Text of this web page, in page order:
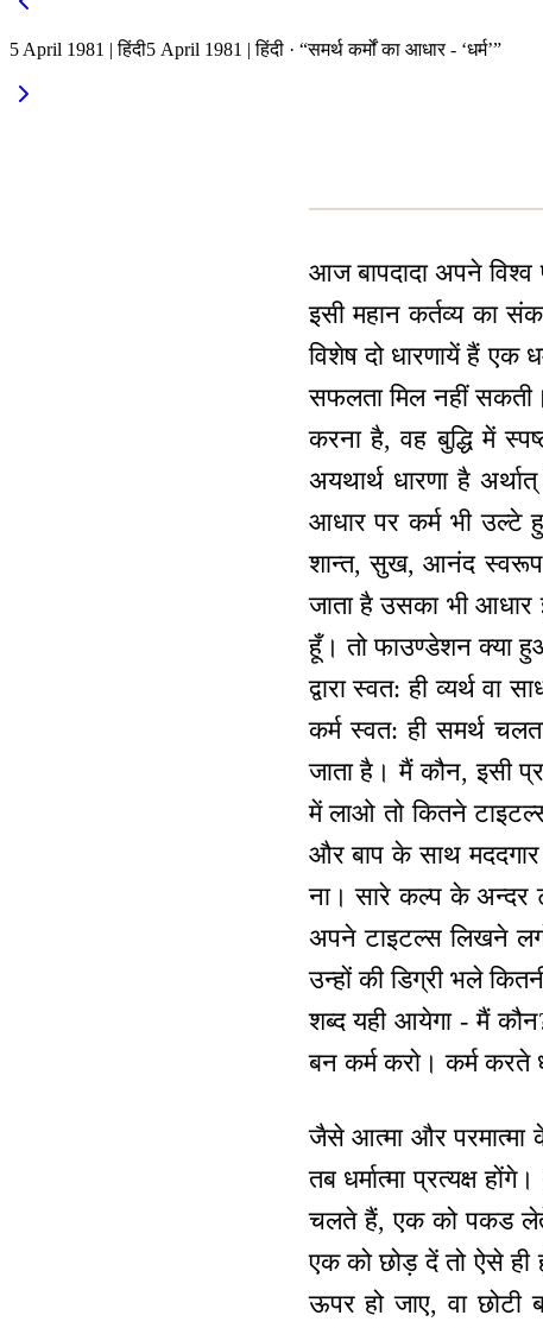
5 April 1981 | हिंदी5 April 1981 | हिंदी · “समर्थ कर्मों का आधार - ‘धर्म’”
आज बापदादा अपने
इसी महान कर्तव्य का
विशेष दो धारणायें हैं एक
सफलता मिल नहीं सकती।
करना है, वह बुद्धि में
अयथार्थ धारणा है
आधार पर कर्म भी उल्टे
शान्त, सुख, आनंद स्वरूप
जाता है उसका भी आधार
हूँ। तो फाउण्डेशन क्या
द्वारा स्वत: ही व्यर्थ
कर्म स्वत: ही समर्थ
जाता है। मैं कौन, इसी
में लाओ तो कितने
और बाप के साथ
ना। सारे कल्प के अन्दर
अपने टाइटल्स लिखने
उन्हों की डिग्री भले
शब्द यही आयेगा - मैं
बन कर्म करो। कर्म करते
जैसे आत्मा और परमात्मा
तब धर्मात्मा प्रत्यक्ष
चलते हैं, एक को पकड लेते
एक को छोड़ दें तो ऐसे ही
ऊपर हो जाए, वा छोटी